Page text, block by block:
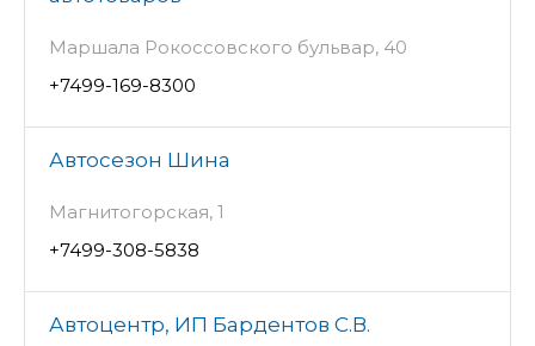
Маршала Рокоссовского бульвар, 40
+7499-169-8300
Автосезон Шина
Магнитогорская, 1
+7499-308-5838
Автоцентр, ИП Бардентов С.В.